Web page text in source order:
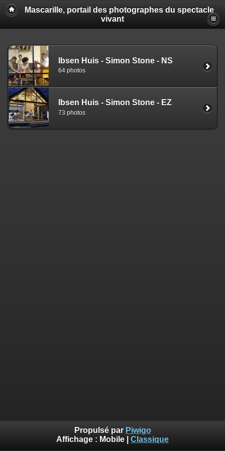
Mascarille, portail des photographes du spectacle
vivant
Ibsen Huis - Simon Stone - NS
64 photos
Ibsen Huis - Simon Stone - EZ
73 photos
Propulsé par Piwigo
Affichage : Mobile Classique